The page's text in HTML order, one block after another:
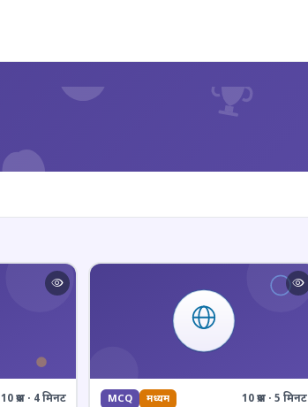
?
10 प्रश्न · 4 मिनट MCQ मध्यम 10 प्रश्न · 5 मिनट